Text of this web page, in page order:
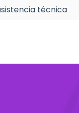
submenú de
técnica